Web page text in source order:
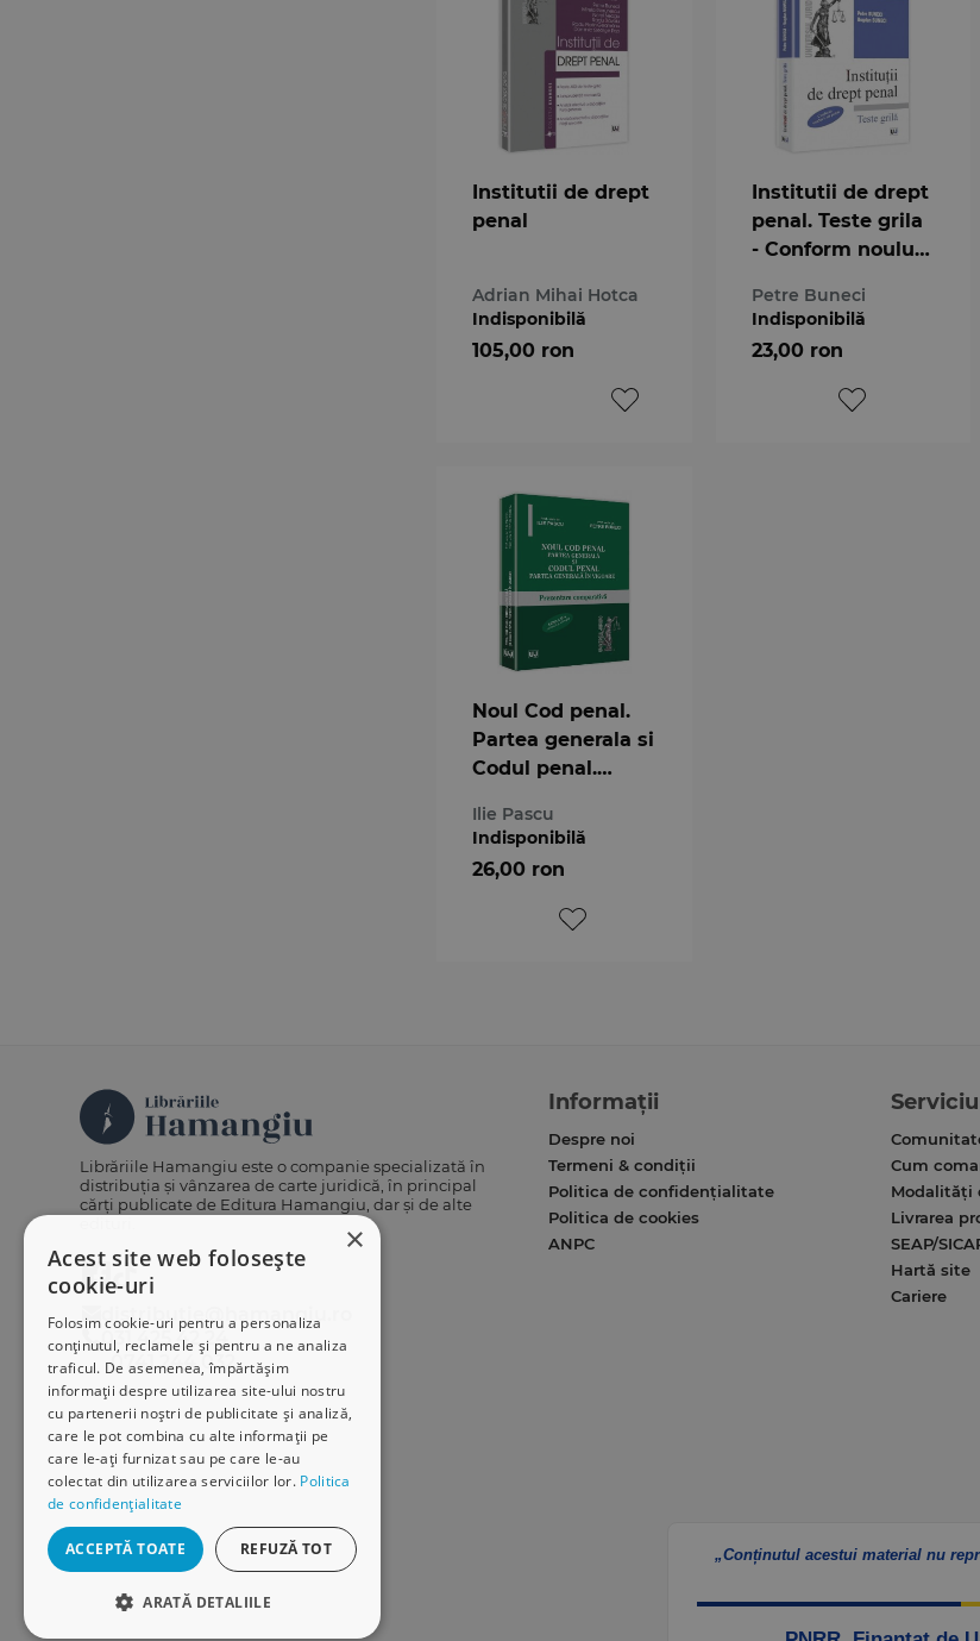
Institutii de drept
penal
Adrian Mihai Hotca
Indisponibilă
105,00 ron
Institutii de drept
penal. Teste grila
- Conform noului
Petre Buneci
Indisponibilă
23,00 ron
Noul Cod penal.
Partea generala si
Codul penal.
in vigoare
Ilie Pascu
Indisponibilă
26,00 ron
×
Acest site web folosește
cookie-uri
Folosim cookie-uri pentru a personaliza
conținutul, reclamele și pentru a ne analiza
traficul. De asemenea, împărtășim
informații despre utilizarea site-ului nostru
cu partenerii noștri de publicitate și analiză,
care le pot combina cu alte informații pe
care le-ați furnizat sau pe care le-au
colectat din utilizarea serviciilor lor. Politica
de confidențialitate
ACCEPTĂ TOATE REFUZĂ TOT
ARATĂ DETALIILE
Librăriile Hamangiu este o companie specializată în
distribuția și vânzarea de carte juridică, în principal
cărți publicate de Editura Hamangiu, dar și de alte
distributie@hamangiu.ro
031 425 42 24
0741 244 032
Informații
Despre noi
Termeni & condiții
Politica de confidențialitate
Politica de cookies
ANPC
Cum
Modalități
Livrarea
SEAP/
Hartă site
Cariere
„Conținutul acestui material nu